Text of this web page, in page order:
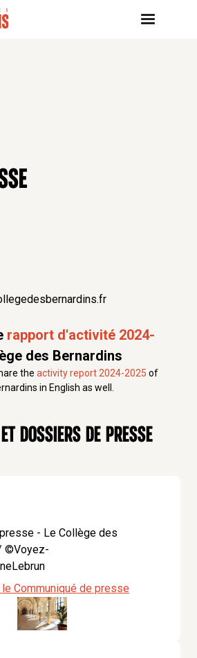
rapport d'activité 2024-
des Bernardins
the activity report 2024-2025 of
in English as well.
et dossiers de presse
- Le Collège des
©Voyez-
Communiqué de presse